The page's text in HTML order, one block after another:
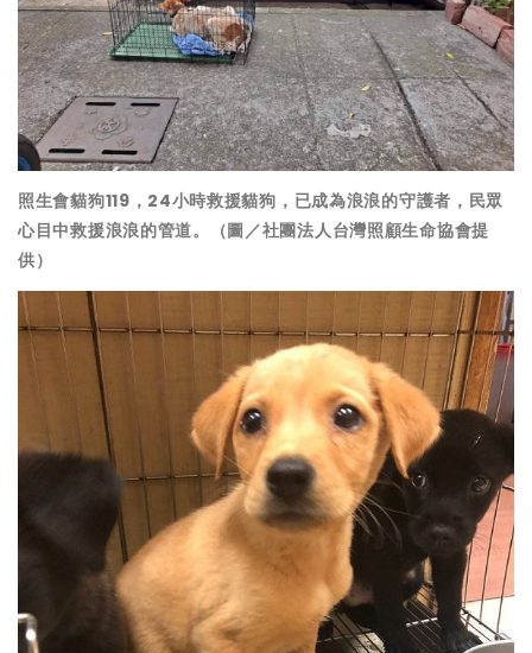
照生會貓狗119，24小時救援貓狗，已成為浪浪的守護者，民眾
心目中救援浪浪的管道。（圖／社團法人台灣照顧生命協會提
供）